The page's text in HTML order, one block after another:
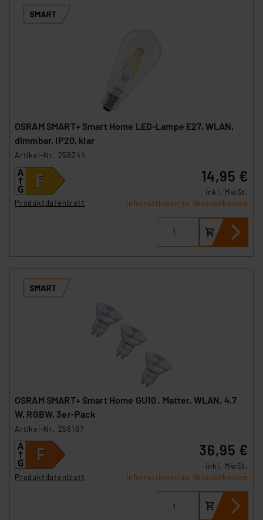
OSRAM SMART+ Smart Home LED-Lampe E27, WLAN,
dimmbar, IP20, klar
Artikel-Nr. 258344
Produktdatenblatt
14,95 €
inkl. MwSt.
Informationen zu Versandkosten
OSRAM SMART+ Smart Home GU10 , Matter, WLAN, 4.7
W, RGBW, 3er-Pack
Artikel-Nr. 258167
Produktdatenblatt
36,95 €
inkl. MwSt.
Informationen zu Versandkosten